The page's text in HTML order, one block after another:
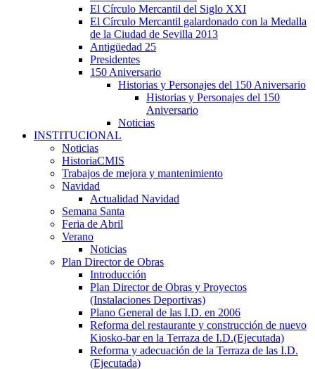
El Círculo Mercantil del Siglo XXI
El Círculo Mercantil galardonado con la Medalla
de la Ciudad de Sevilla 2013
Antigüedad 25
Presidentes
150 Aniversario
Historias y Personajes del 150 Aniversario
Historias y Personajes del 150
Aniversario
Noticias
INSTITUCIONAL
Noticias
HistoriaCMIS
Trabajos de mejora y mantenimiento
Navidad
Actualidad Navidad
Semana Santa
Feria de Abril
Verano
Noticias
Plan Director de Obras
Introducción
Plan Director de Obras y Proyectos
(Instalaciones Deportivas)
Plano General de las I.D. en 2006
Reforma del restaurante y construcción de nuevo
Kiosko-bar en la Terraza de I.D.(Ejecutada)
Reforma y adecuación de la Terraza de las I.D.
(Ejecutada)